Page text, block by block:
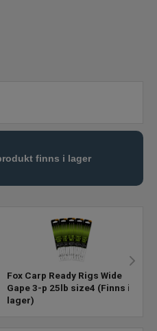
Fox Carp Ready Rigs Wide
Gape 3-p 25lb size4 (Finns i
lager)